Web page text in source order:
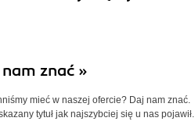
znać »
mieć w naszej ofercie? Daj nam znać.
tytuł jak najszybciej się u nas pojawił.